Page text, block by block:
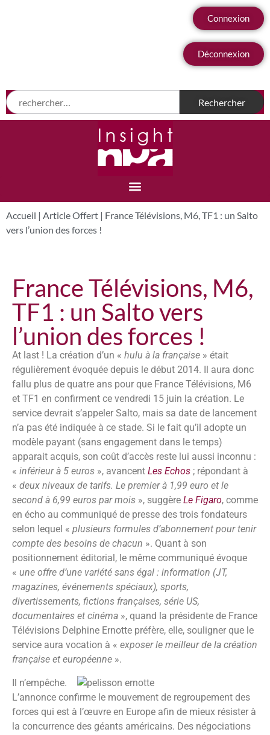
Connexion
Déconnexion
Accueil | Article Offert | France Télévisions, M6, TF1 : un Salto
vers l’union des forces !
France Télévisions, M6,
TF1 : un Salto vers
l’union des forces !
At last ! La création d’un « hulu à la française » était
régulièrement évoquée depuis le début 2014. Il aura donc
fallu plus de quatre ans pour que France Télévisions, M6
et TF1 en confirment ce vendredi 15 juin la création. Le
service devrait s’appeler Salto, mais sa date de lancement
n’a pas été indiquée à ce stade. Si le fait qu’il adopte un
modèle payant (sans engagement dans le temps)
apparait acquis, son coût d’accès reste lui aussi inconnu :
« inférieur à 5 euros », avancent Les Echos ; répondant à
« deux niveaux de tarifs. Le premier à 1,99 euro et le
second à 6,99 euros par mois », suggère Le Figaro, comme
en écho au communiqué de presse des trois fondateurs
selon lequel « plusieurs formules d’abonnement pour tenir
compte des besoins de chacun ». Quant à son
positionnement éditorial, le même communiqué évoque
« une offre d’une variété sans égal : information (JT,
magazines, événements spéciaux), sports,
divertissements, fictions françaises, série US,
documentaires et cinéma », quand la présidente de France
Télévisions Delphine Ernotte préfère, elle, souligner que le
service aura vocation à « exposer le meilleur de la création
française et européenne ».
Il n’empêche.
L’annonce confirme le mouvement de regroupement des
forces qui est à l’œuvre en Europe afin de mieux résister à
la concurrence des géants américains. Des négociations